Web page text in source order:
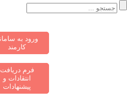
ورود به سامانه
کارمند
فرم دریافت
انتقادات و
پیشنهادات